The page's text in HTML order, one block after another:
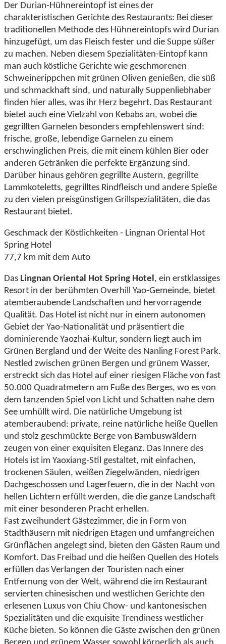
Der Durian-Hühnereintopf ist eines der
charakteristischen Gerichte des Restaurants: Bei dieser
traditionellen Methode des Hühnereintopfs wird Durian
hinzugefügt, um das Fleisch fester und die Suppe süßer
zu machen. Neben diesem Spezialitäten-Eintopf kann
man auch köstliche Gerichte wie geschmorenen
Schweinerippchen mit grünen Oliven genießen, die süß
und schmackhaft sind, und naturally Suppenliebhaber
finden hier alles, was ihr Herz begehrt. Das Restaurant
bietet auch eine Vielzahl von Kebabs an, wobei die
gegrillten Garnelen besonders empfehlenswert sind:
frische, große, lebendige Garnelen zu einem
erschwinglichen Preis, die mit einem kühlen Bier oder
anderen Getränken die perfekte Ergänzung sind.
Darüber hinaus gehören gegrillte Austern, gegrillte
Lammkoteletts, gegrilltes Rindfleisch und andere Spieße
zu den vielen preisgünstigen Grillspezialitäten, die das
Restaurant bietet.
Geschmack der Köstlichkeiten - Lingnan Oriental Hot
Spring Hotel
77,7 km mit dem Auto
Das Lingnan Oriental Hot Spring Hotel , ein erstklassiges
Resort in der berühmten Overhill Yao-Gemeinde, bietet
atemberaubende Landschaften und hervorragende
Qualität. Das Hotel ist nicht nur in einem autonomen
Gebiet der Yao-Nationalität und präsentiert die
dominierende Yaozhai-Kultur, sondern liegt auch im
Grünen Bergland und der Weite des Nanling Forest Park.
Nestled zwischen grünen Bergen und grünem Wasser,
erstreckt sich das Hotel auf einer riesigen Fläche von fast
50.000 Quadratmetern am Fuße des Berges, wo es von
dem tanzenden Spiel von Licht und Schatten nahe dem
See umhüllt wird. Die natürliche Umgebung ist
atemberaubend: private, reine natürliche heiße Quellen
und stolz geschmückte Berge von Bambuswäldern
zeugen von einer exquisiten Eleganz. Das Innere des
Hotels ist im Yaoxiang-Stil gestaltet, mit einfachen,
trockenen Säulen, weißen Ziegelwänden, niedrigen
Dachgeschossen und Lagerfeuern, die in der Nacht von
hellen Lichtern erfüllt werden, die die ganze Landschaft
mit einer besonderen Pracht erhellen.
Fast zweihundert Gästezimmer, die in Form von
Stadthäusern mit niedrigen Etagen und umfangreichen
Grünflächen angelegt sind, bieten den Gästen Raum und
Komfort. Das Freibad und die heißen Quellen des Hotels
erfüllen das Verlangen der Touristen nach einer
Entfernung von der Welt, während die im Restaurant
servierten chinesischen und westlichen Gerichte den
erlesenen Luxus von Chiu Chow- und kantonesischen
Spezialitäten und die exquisite Trendiness westlicher
Küche bieten. So können die Gäste zwischen den grünen